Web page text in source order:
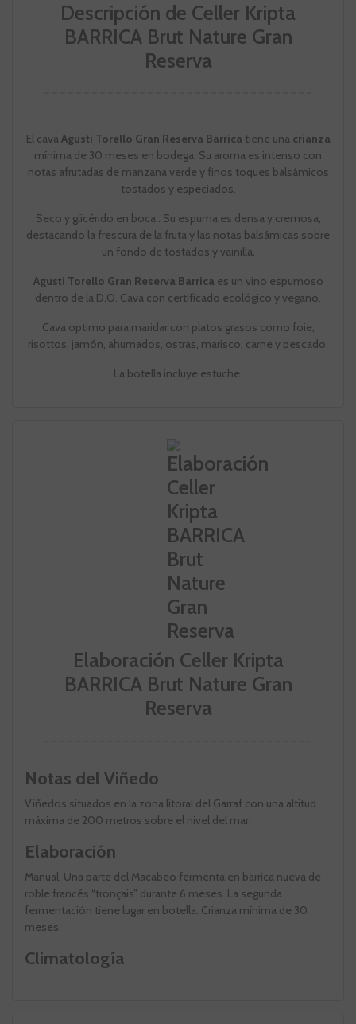
Descripción de Celler Kripta
BARRICA Brut Nature Gran
Reserva
El cavaAgusti Torello Gran Reserva Barrica tiene una crianza
mínima de 30 meses en bodega. Su aroma es intenso con
notas afrutadas de manzana verde y finos toques balsámicos
tostados y especiados.
Seco y glicérido en boca . Su espuma es densa y cremosa,
destacando la frescura de la fruta y las notas balsámicas sobre
un fondo de tostados y vainilla.
Agusti Torello Gran Reserva Barrica es un vino espumoso
dentro de la D.O. Cava con certificado ecológico y vegano.
Cava optimo para maridar con platos grasos como foie,
risottos, jamón, ahumados, ostras, marisco, carne y pescado.
La botella incluye estuche.
Elaboración Celler Kripta
BARRICA Brut Nature Gran
Reserva
Notas del Viñedo
Viñedos situados en la zona litoral del Garraf con una altitud
máxima de 200 metros sobre el nivel del mar.
Elaboración
Manual. Una parte del Macabeo fermenta en barrica nueva de
roble francés “tronçais” durante 6 meses. La segunda
fermentación tiene lugar en botella. Crianza mínima de 30
meses.
Climatología